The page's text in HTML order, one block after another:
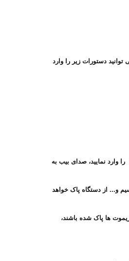
شنیده می شود. اکنون می توانید دستورات زیر را وارد
حالت برنامه ریزی نصاب: این دستگاه دارای 2 نوع برنامه ریزی کاربر و نصاب می باشد، برای ورود به حالت برنامه ریزی نصاب دگمه برنامه ریزی را در حالت set قرارداده کد #48*12 را وارد نمایید، صدای بیب به
و... از دستگاه پاک خواهد
ها پاک شده باشند،